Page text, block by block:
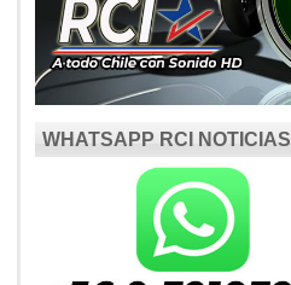
WHATSAPP RCI NOTICIAS